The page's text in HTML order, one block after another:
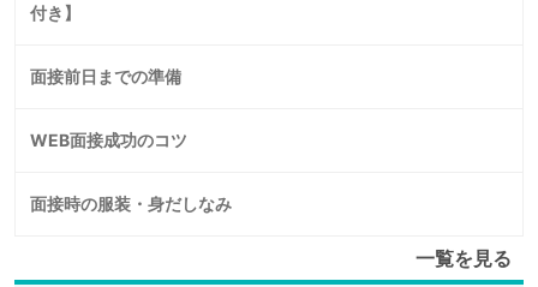
付き】
面接前日までの準備
WEB面接成功のコツ
面接時の服装・身だしなみ
一覧を見る